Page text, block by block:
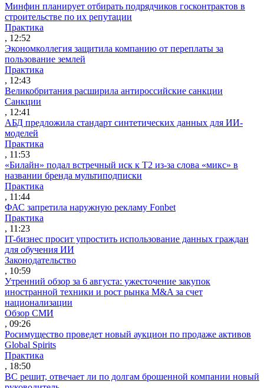
Минфин планирует отбирать подрядчиков госконтрактов в
строительстве по их репутации
Практика
, 12:52
Экономколлегия защитила компанию от переплаты за
пользование землей
Практика
, 12:43
Великобритания расширила антироссийские санкции
Санкции
, 12:41
АБД предложила стандарт синтетических данных для ИИ-
моделей
Практика
, 11:53
«Билайн» подал встречный иск к Т2 из-за слова «микс» в
названии бренда мультиподписки
Практика
, 11:44
ФАС запретила наружную рекламу Fonbet
Практика
, 11:23
IT-бизнес просит упростить использование данных граждан
для обучения ИИ
Законодательство
, 10:59
Утренний обзор за 6 августа: ужесточение закупок
иностранной техники и рост рынка M&A за счет
национализации
Обзор СМИ
, 09:26
Росимущество проведет новый аукцион по продаже активов
Global Spirits
Практика
, 18:50
ВС решит, отвечает ли по долгам брошенной компании новый